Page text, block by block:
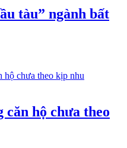
tàu” ngành bất
căn hộ chưa theo